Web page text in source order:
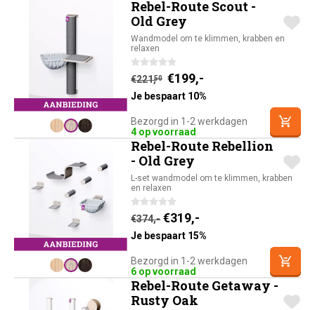
Rebel-Route Scout -
Old Grey
Wandmodel om te klimmen, krabben en
relaxen
€221,50 Oorspronkelijke prijs
€199,-
Je bespaart 10%
Bezorgd in 1-2 werkdagen
4 op voorraad
Rebel-Route Rebellion
- Old Grey
L-set wandmodel om te klimmen, krabben
en relaxen
€374,- Oorspronkelijke prijs
€319,-
Je bespaart 15%
Bezorgd in 1-2 werkdagen
6 op voorraad
Rebel-Route Getaway -
Rusty Oak